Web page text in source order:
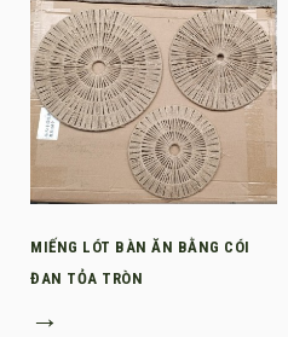
MIẾNG LÓT BÀN ĂN BẰNG CÓI
ĐAN TỎA TRÒN
→